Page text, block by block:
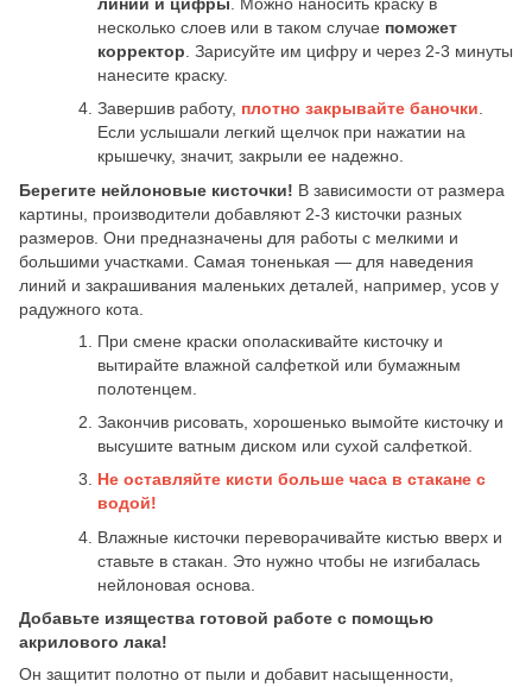
несколько слоев или в таком случае поможет
корректор . Зарисуйте им цифру и через 2-3 минуты
нанесите краску.
Завершив работу, плотно закрывайте баночки.
Если услышали легкий щелчок при нажатии на
крышечку, значит, закрыли ее надежно.
Берегите нейлоновые кисточки! В зависимости от размера
картины, производители добавляют 2-3 кисточки разных
размеров. Они предназначены для работы с мелкими и
большими участками. Самая тоненькая — для наведения
линий и закрашивания маленьких деталей, например, усов у
радужного кота.
При смене краски ополаскивайте кисточку и
вытирайте влажной салфеткой или бумажным
полотенцем.
Закончив рисовать, хорошенько вымойте кисточку и
высушите ватным диском или сухой салфеткой.
Не оставляйте кисти больше часа в стакане с
водой!
Влажные кисточки переворачивайте кистью вверх и
ставьте в стакан. Это нужно чтобы не изгибалась
нейлоновая основа.
Добавьте изящества готовой работе с помощью
акрилового лака!
Он защитит полотно от пыли и добавит насыщенности,